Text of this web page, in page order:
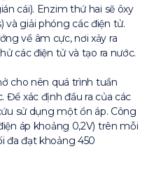
cái). Enzim thứ hai sẽ ôxy
và giải phóng các điện tử.
về âm cực, nơi xảy ra
các điện tử và tạo ra nước.
cho nên quá trình tuần
Để xác định đầu ra của các
sử dụng một ổn áp. Công
áp khoảng 0,2V) trên mỗi
đa đạt khoảng 450